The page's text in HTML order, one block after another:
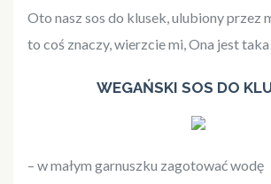
Oto nasz sos do klusek, ulubiony przez
to coś znaczy, wierzcie mi, Ona jest
WEGAŃSKI SOS DO
– w małym garnuszku zagotować wodę